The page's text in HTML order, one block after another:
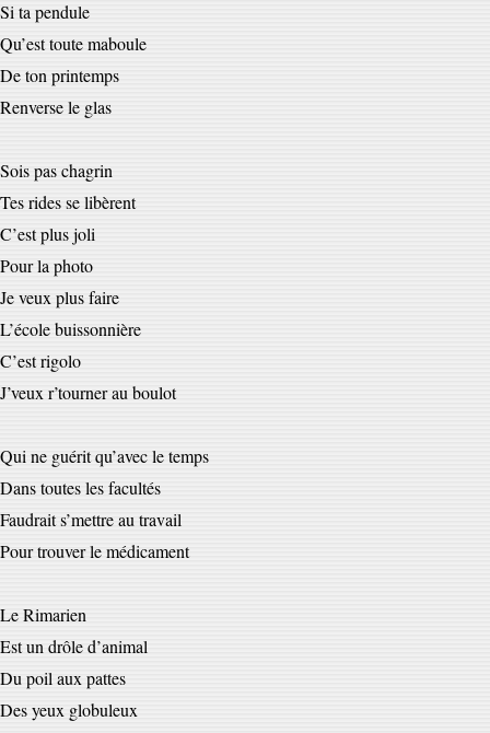
Si ta pendule
Qu’est toute maboule
De ton printemps
Renverse le glas
Sois pas chagrin
Tes rides se libèrent
C’est plus joli
Pour la photo
Je veux plus faire
L’école buissonnière
C’est rigolo
J’veux r’tourner au boulot
Qui ne guérit qu’avec le temps
Dans toutes les facultés
Faudrait s’mettre au travail
Pour trouver le médicament
Le Rimarien
Est un drôle d’animal
Du poil aux pattes
Des yeux globuleux